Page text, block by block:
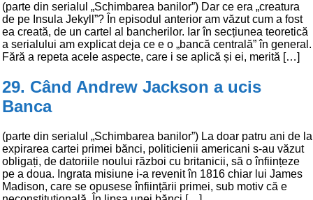
(parte din serialul „Schimbarea banilor”) Dar ce era „creatura
de pe Insula Jekyll”? În episodul anterior am văzut cum a fost
ea creată, de un cartel al bancherilor. Iar în secțiunea teoretică
a serialului am explicat deja ce e o „bancă centrală” în general.
Fără a repeta acele aspecte, care i se aplică și ei, merită […]
29. Când Andrew Jackson a ucis
Banca
(parte din serialul „Schimbarea banilor”) La doar patru ani de la
expirarea cartei primei bănci, politicienii americani s-au văzut
obligați, de datoriile noului război cu britanicii, să o înființeze
pe a doua. Ingrata misiune i-a revenit în 1816 chiar lui James
Madison, care se opusese înființării primei, sub motiv că e